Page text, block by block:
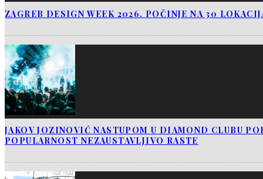
ZAGREB DESIGN WEEK 2026. POČINJE NA 30
JAKOV JOZINOVIĆ NASTUPOM U DIAMOND CLUBU
POPULARNOST NEZAUSTAVLJIVO RASTE